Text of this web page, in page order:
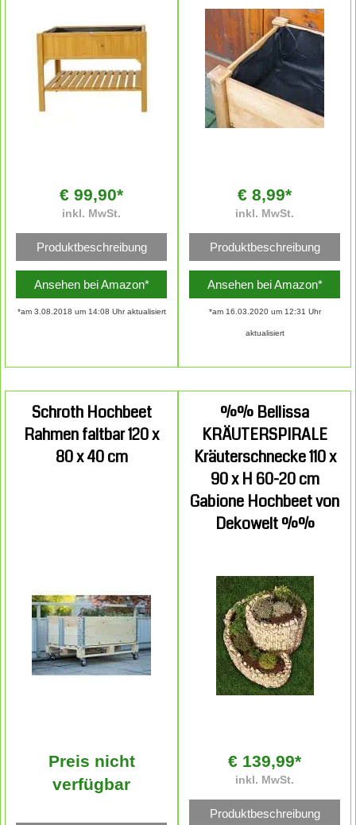
€ 99,90*
inkl. MwSt.
Produktbeschreibung
Ansehen bei Amazon*
*am 3.08.2018 um 14:08 Uhr aktualisiert
€ 8,99*
inkl. MwSt.
Produktbeschreibung
Ansehen bei Amazon*
*am 16.03.2020 um 12:31 Uhr
aktualisiert
Schroth Hochbeet
Rahmen faltbar 120 x
80 x 40 cm
Preis nicht
verfügbar
%% Bellissa
KRÄUTERSPIRALE
Kräuterschnecke 110 x
90 x H 60-20 cm
Gabione Hochbeet von
Dekowelt %%
€ 139,99*
inkl. MwSt.
Produktbeschreibung